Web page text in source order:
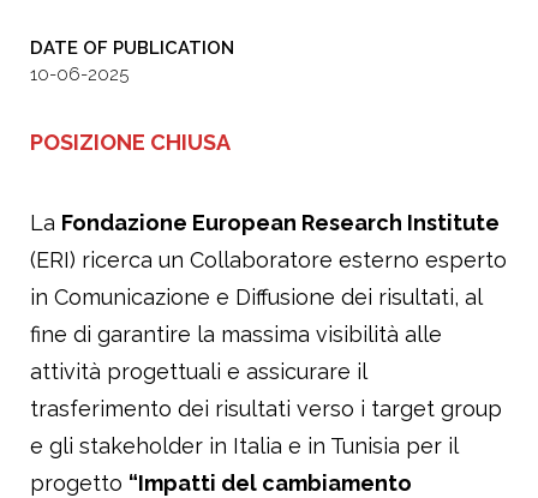
DATE OF PUBLICATION
10-06-2025
POSIZIONE CHIUSA
La Fondazione European Research Institute
(ERI) ricerca un Collaboratore esterno esperto
in Comunicazione e Diffusione dei risultati, al
fine di garantire la massima visibilità alle
attività progettuali e assicurare il
trasferimento dei risultati verso i target group
e gli stakeholder in Italia e in Tunisia per il
progetto “Impatti del cambiamento